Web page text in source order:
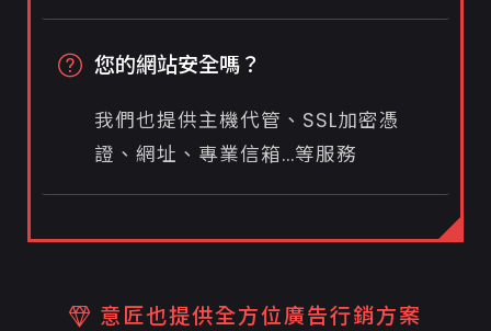
您的網站安全嗎？
我們也提供主機代管、SSL加密憑
證、網址、專業信箱...等服務
意匠也提供全方位廣告行銷方案